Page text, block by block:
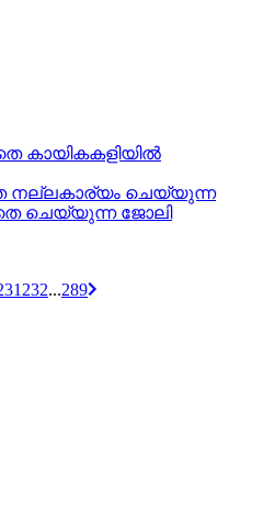
കായികകളിയില്‍
നല്ലകാര്യം ചെയ്യുന്ന
ചെയ്യുന്ന ജോലി
232...289